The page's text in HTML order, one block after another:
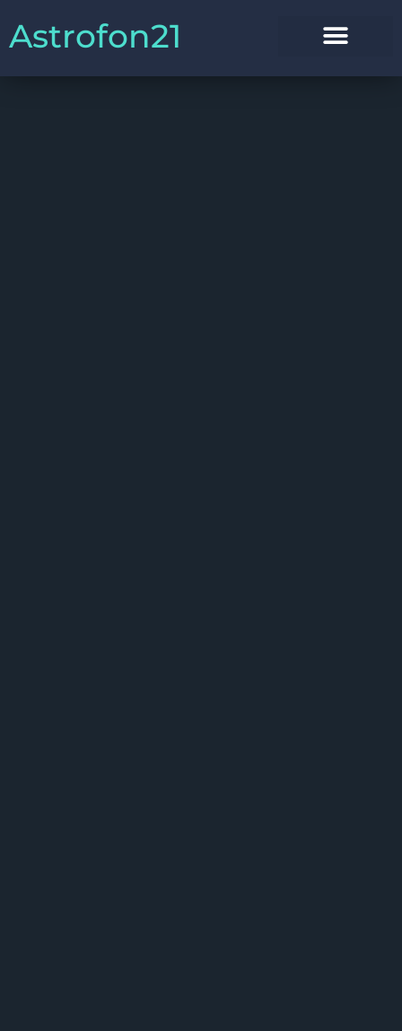
Astrofon21